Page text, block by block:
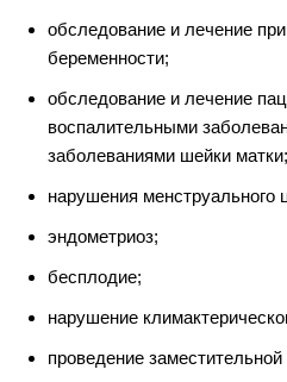
обследование и лечение
беременности;
обследование и лечение
воспалительными
заболеваниями шейки матки;
нарушения менструального
эндометриоз;
бесплодие;
нарушение
проведение